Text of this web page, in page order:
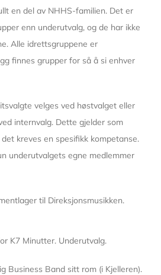
en del av NHHS-familien. Det er
enn underutvalg, og de har ikke
Alle idrettsgruppene er
finnes grupper for så å si enhver
velges ved høstvalget eller
internvalg. Dette gjelder som
kreves en spesifikk kompetanse.
underutvalgets egne medlemmer
til Direksjonsmusikken.
K7 Minutter. Underutvalg.
Business Band sitt rom (i Kjelleren).